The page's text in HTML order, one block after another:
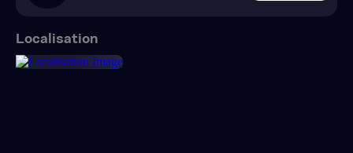
Localisation